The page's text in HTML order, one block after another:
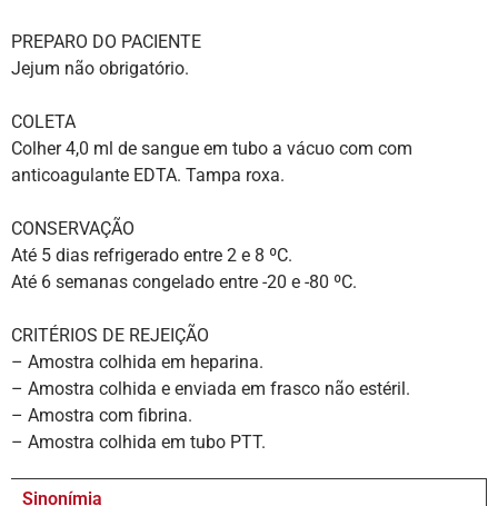
PREPARO DO PACIENTE
Jejum não obrigatório.
COLETA
Colher 4,0 ml de sangue em tubo a vácuo com com
anticoagulante EDTA. Tampa roxa.
CONSERVAÇÃO
Até 5 dias refrigerado entre 2 e 8 ºC.
Até 6 semanas congelado entre -20 e -80 ºC.
CRITÉRIOS DE REJEIÇÃO
– Amostra colhida em heparina.
– Amostra colhida e enviada em frasco não estéril.
– Amostra com fibrina.
– Amostra colhida em tubo PTT.
Sinonímia